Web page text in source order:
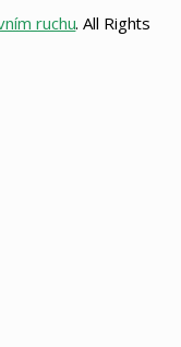
ruchu. All Rights